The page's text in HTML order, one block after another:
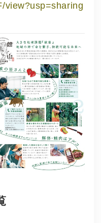
view?usp=sharing